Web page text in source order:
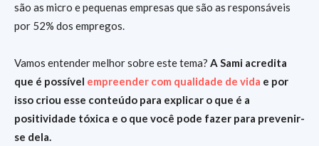
são as micro e pequenas empresas que são as responsáveis
por 52% dos empregos.
Vamos entender melhor sobre este tema? A Sami acredita
que é possível empreender com qualidade de vida e por
isso criou esse conteúdo para explicar o que é a
positividade tóxica e o que você pode fazer para prevenir-
se dela.